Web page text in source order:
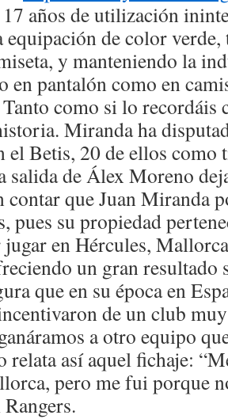
años de utilización
de color verde,
y manteniendo la
en pantalón como en
como si lo recordáis
Miranda ha
el Betis, 20 de ellos como
salida de Álex Moreno
contar que Juan Miranda
pues su propiedad
jugar en Hércules,
un gran resultado
que en su época en
de un club
a otro equipo
relata así aquel fichaje:
pero me fui porque